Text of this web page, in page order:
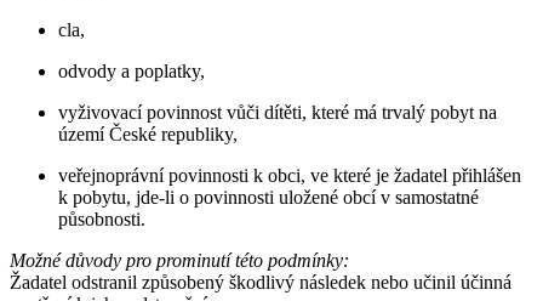
cla,
odvody a poplatky,
vyživovací povinnost vůči dítěti, které má trvalý pobyt na
území České republiky,
veřejnoprávní povinnosti k obci, ve které je žadatel přihlášen
k pobytu, jde-li o povinnosti uložené obcí v samostatné
působnosti.
Možné důvody pro prominutí této podmínky:
Žadatel odstranil způsobený škodlivý následek nebo učinil účinná